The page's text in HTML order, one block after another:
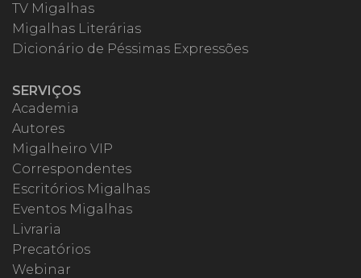
TV Migalhas
Migalhas Literárias
Dicionário de Péssimas Expressões
SERVIÇOS
Academia
Autores
Migalheiro VIP
Correspondentes
Escritórios Migalhas
Eventos Migalhas
Livraria
Precatórios
Webinar